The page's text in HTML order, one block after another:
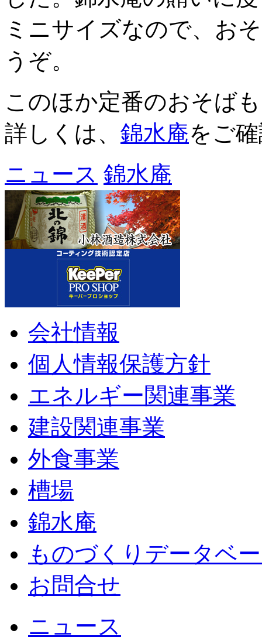
ミニサイズなので、お
うぞ。
このほか定番のおそば
詳しくは、 錦水庵をご
ニュース 錦水庵
会社情報
個人情報保護方針
エネルギー関連事業
建設関連事業
外食事業
槽場
錦水庵
ものづくりデータベ
お問合せ
ニュース